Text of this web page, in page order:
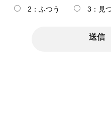
2：ふつう 3：見